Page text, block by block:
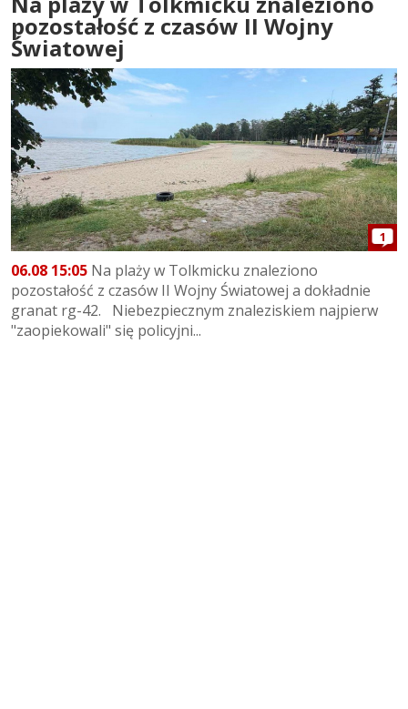
pozostałość z czasów II Wojny
Światowej
1
06.08 15:05 Na plaży w Tolkmicku znaleziono
pozostałość z czasów II Wojny Światowej a dokładnie
granat rg-42. Niebezpiecznym znaleziskiem najpierw
"zaopiekowali" się policyjni...